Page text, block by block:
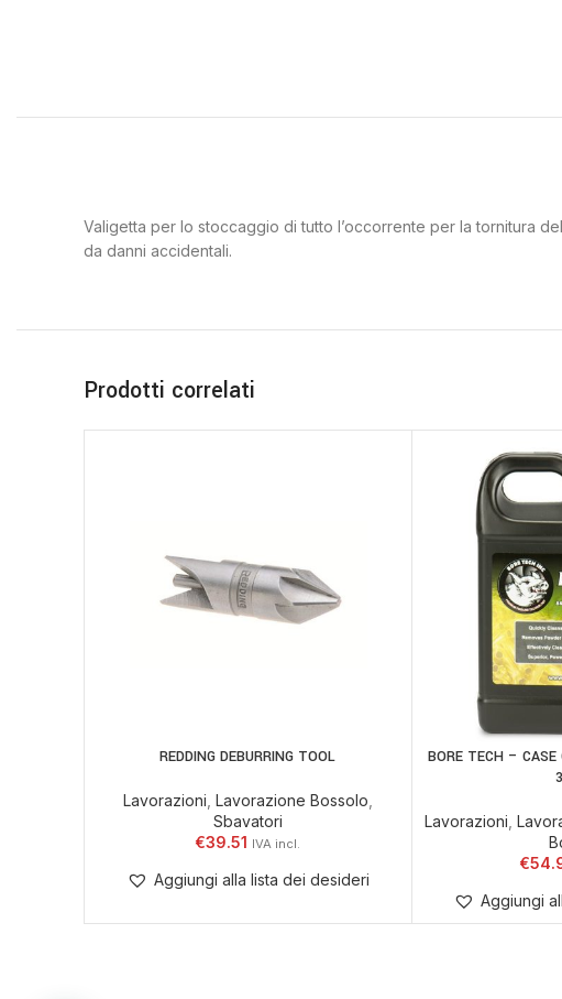
Valigetta per lo stoccaggio di tutto l’occorrente per la tornitura
da danni accidentali.
Prodotti correlati
AGGIUNGI AL CARRELLO
REDDING DEBURRING TOOL
Lavorazioni Lavorazione Bossolo
Sbavatori
€39.51
Aggiungi alla lista dei desideri
AGGIUNGI AL
BORE TECH –
Lavorazioni ,
€
Aggiungi